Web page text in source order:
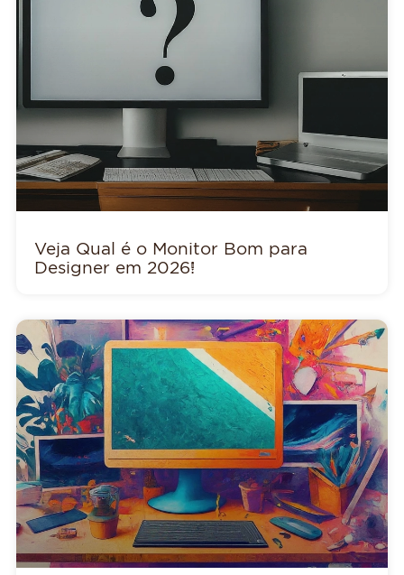
Veja Qual é o Monitor Bom para
Designer em 2026!